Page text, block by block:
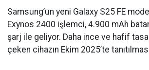
Samsung’un yeni Galaxy S25 FE
Exynos 2400 işlemci, 4.900 mAh
şarj ile geliyor. Daha ince ve hafif
çeken cihazın Ekim 2025’te